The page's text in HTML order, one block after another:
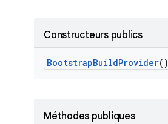
Constructeurs publics
BootstrapBuildProvider()
Méthodes publiques